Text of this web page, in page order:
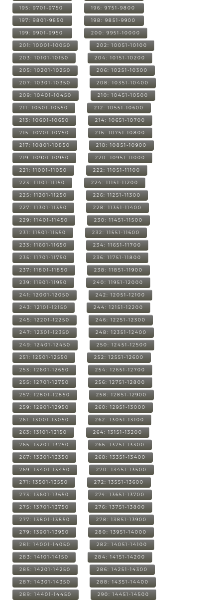
195: 9701-9750 196: 9751-9800
197: 9801-9850 198: 9851-9900
199: 9901-9950 200: 9951-10000
201: 10001-10050 202: 10051-10100
203: 10101-10150 204: 10151-10200
205: 10201-10250 206: 10251-10300
207: 10301-10350 208: 10351-10400
209: 10401-10450 210: 10451-10500
211: 10501-10550 212: 10551-10600
213: 10601-10650 214: 10651-10700
215: 10701-10750 216: 10751-10800
217: 10801-10850 218: 10851-10900
219: 10901-10950 220: 10951-11000
221: 11001-11050 222: 11051-11100
223: 11101-11150 224: 11151-11200
225: 11201-11250 226: 11251-11300
227: 11301-11350 228: 11351-11400
229: 11401-11450 230: 11451-11500
231: 11501-11550 232: 11551-11600
233: 11601-11650 234: 11651-11700
235: 11701-11750 236: 11751-11800
237: 11801-11850 238: 11851-11900
239: 11901-11950 240: 11951-12000
241: 12001-12050 242: 12051-12100
243: 12101-12150 244: 12151-12200
245: 12201-12250 246: 12251-12300
247: 12301-12350 248: 12351-12400
249: 12401-12450 250: 12451-12500
251: 12501-12550 252: 12551-12600
253: 12601-12650 254: 12651-12700
255: 12701-12750 256: 12751-12800
257: 12801-12850 258: 12851-12900
259: 12901-12950 260: 12951-13000
261: 13001-13050 262: 13051-13100
263: 13101-13150 264: 13151-13200
265: 13201-13250 266: 13251-13300
267: 13301-13350 268: 13351-13400
269: 13401-13450 270: 13451-13500
271: 13501-13550 272: 13551-13600
273: 13601-13650 274: 13651-13700
275: 13701-13750 276: 13751-13800
277: 13801-13850 278: 13851-13900
279: 13901-13950 280: 13951-14000
281: 14001-14050 282: 14051-14100
283: 14101-14150 284: 14151-14200
285: 14201-14250 286: 14251-14300
287: 14301-14350 288: 14351-14400
289: 14401-14450 290: 14451-14500